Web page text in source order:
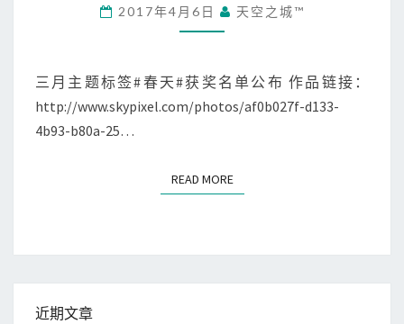
™
三
主
题
标
春
天
奖
2017年4月6日 天空之城™
三月主题标签#春天#获奖名单公布 作品链接：
http://www.skypixel.com/photos/af0b027f-d133-
4b93-b80a-25…
READ MOREREAD MORE
近期文章